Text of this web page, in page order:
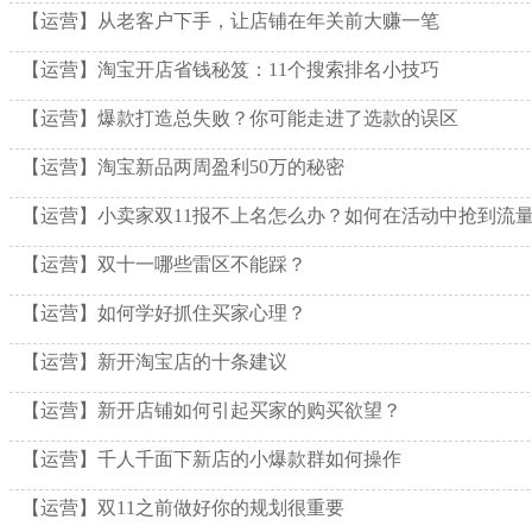
【运营】从老客户下手，让店铺在年关前大赚一笔
【运营】淘宝开店省钱秘笈：11个搜索排名小技巧
【运营】爆款打造总失败？你可能走进了选款的误区
【运营】淘宝新品两周盈利50万的秘密
【运营】小卖家双11报不上名怎么办？如何在活动中抢到流
【运营】双十一哪些雷区不能踩？
【运营】如何学好抓住买家心理？
【运营】新开淘宝店的十条建议
【运营】新开店铺如何引起买家的购买欲望？
【运营】千人千面下新店的小爆款群如何操作
【运营】双11之前做好你的规划很重要